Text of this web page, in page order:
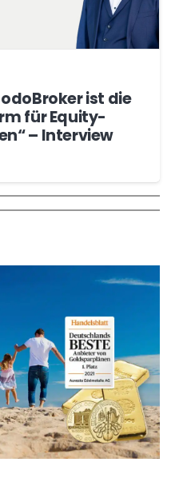
ist die
für Equity-
– Interview